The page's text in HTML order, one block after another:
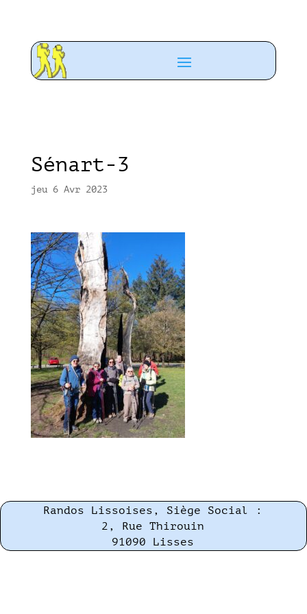
Sénart-3
jeu 6 Avr 2023
Randos Lissoises, Siège Social :
2, Rue Thirouin
91090 Lisses